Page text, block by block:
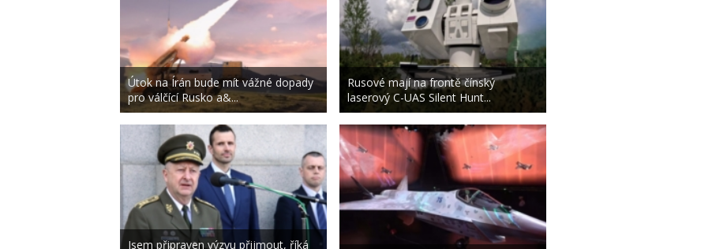
Útok na Írán bude mít vážné dopady
pro válčící Rusko a&...
Jsem připraven výzvu přijmout, říká
Rusové mají na frontě čínský
laserový C-UAS Silent Hunt...